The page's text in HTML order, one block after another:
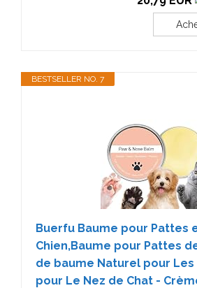
BESTSELLER NO. 7
Buerfu Baume pour Pattes
Chien,Baume pour Pattes
de baume Naturel pour Les
pour Le Nez de Chat -